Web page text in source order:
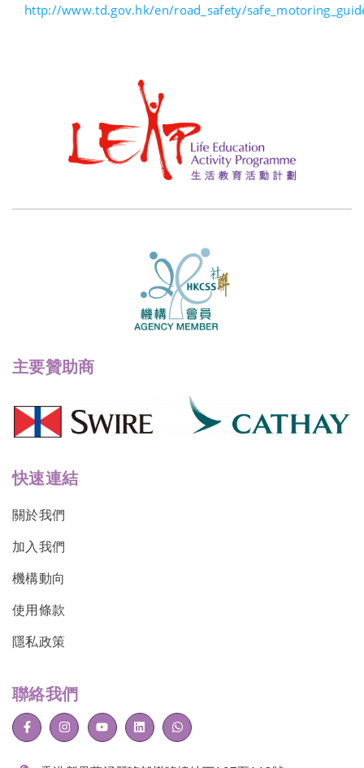
http://www.td.gov.hk/en/road_safety/
主要贊助商
快速連結
關於我們
加入我們
機構動向
使用條款
隱私政策
聯絡我們